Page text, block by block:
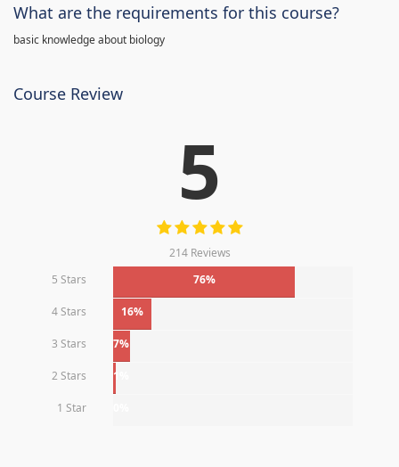
What are the requirements for this course?
basic knowledge about biology
Course Review
5
214 Reviews
5 Stars
76%
4 Stars 16%
3 Stars 7%
2 Stars 1%
1 Star